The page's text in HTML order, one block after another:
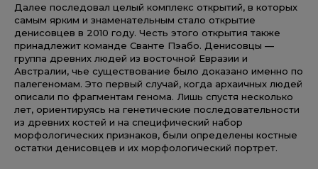
Далее последовал целый комплекс открытий, в которых
самым ярким и знаменательным стало открытие
денисовцев в 2010 году. Честь этого открытия также
принадлежит команде Сванте Пэабо. Денисовцы —
группа древних людей из восточной Евразии и
Австралии, чье существование было доказано именно по
палегеномам. Это первый случай, когда архаичных людей
описали по фрагментам генома. Лишь спустя несколько
лет, ориентируясь на генетические последовательности
из древних костей и на специфический набор
морфологических признаков, были определены костные
остатки денисовцев и их морфологический портрет.